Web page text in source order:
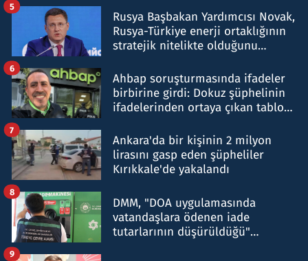
Rusya Başbakan Yardımcısı Novak,
Rusya-Türkiye enerji ortaklığının
stratejik nitelikte olduğunu
5
Ahbap soruşturmasında ifadeler
birbirine girdi: Dokuz şüphelinin
ifadelerinden ortaya çıkan tablo
6
Ankara'da bir kişinin 2 milyon
lirasını gasp eden şüpheliler
Kırıkkale'de yakalandı
7
DMM, "DOA uygulamasında
vatandaşlara ödenen iade
tutarlarının düşürüldüğü"
8
9